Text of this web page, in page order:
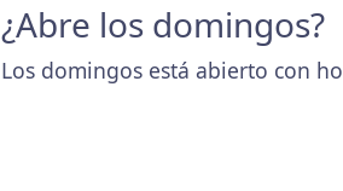
¿Abre los domingos?
Los domingos está abierto con